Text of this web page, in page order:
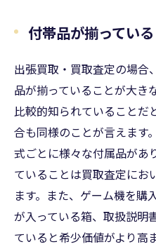
付帯品が揃っている
出張買取・買取査定の場合
品が揃っていることが大き
比較的知られていることだ
合も同様のことが言えます
式ごとに様々な付属品があ
ていることは買取査定にお
ます。また、ゲーム機を購
が入っている箱、取扱説明
ていると希少価値がより高